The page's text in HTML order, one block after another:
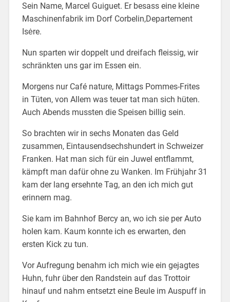
Sein Name, Marcel Guiguet. Er besass eine kleine
Maschinenfabrik im Dorf Corbelin,Departement
Isėre.
Nun sparten wir doppelt und dreifach fleissig, wir
schränkten uns gar im Essen ein.
Morgens nur Café nature, Mittags Pommes-Frites
in Tüten, von Allem was teuer tat man sich hüten.
Auch Abends mussten die Speisen billig sein.
So brachten wir in sechs Monaten das Geld
zusammen, Eintausendsechshundert in Schweizer
Franken. Hat man sich für ein Juwel entflammt,
kämpft man dafür ohne zu Wanken. Im Frühjahr 31
kam der lang ersehnte Tag, an den ich mich gut
erinnern mag.
Sie kam im Bahnhof Bercy an, wo ich sie per Auto
holen kam. Kaum konnte ich es erwarten, den
ersten Kick zu tun.
Vor Aufregung benahm ich mich wie ein gejagtes
Huhn, fuhr über den Randstein auf das Trottoir
hinauf und nahm entsetzt eine Beule im Auspuff in